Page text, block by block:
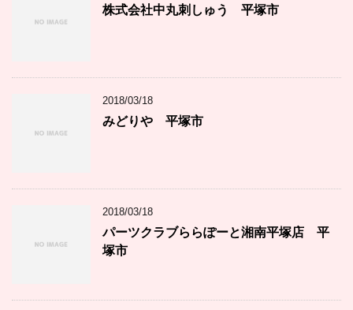
株式会社中丸刺しゅう 平塚市
2018/03/18
みどりや 平塚市
2018/03/18
パーツクラブららぽーと湘南平塚店 平
塚市